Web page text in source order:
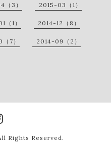
（3） 2015-03（1）
（1） 2014-12（8）
7） 2014-09（2）
Rights Reserved.